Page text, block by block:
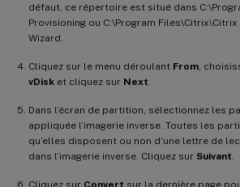
défaut, ce répertoire est situé dans
Provisioning ou C:\Program
Wizard.
Cliquez sur le menu déroulant From ,
vDisk et cliquez sur Next
Dans l’écran de partition, sélectionnez les
appliquée l’imagerie inverse. Toutes les
qu’elles disposent ou non d’une lettre de
dans l’imagerie inverse. Cliquez sur Suivant
Cliquez sur Convert sur la dernière page